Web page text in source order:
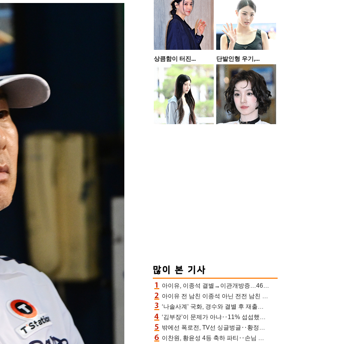
상큼함이 터진... 단발인형 우기,...
아이유, 이종석 결별→이관개방증…46장 꽉 채운 유애나 ♥ “열심히 사는 중”
아이유 전 남친 이종석 아닌 전전 남친 장기하 소환 ‘별일 없이 산다’ 선곡…46장에 꾹 눌러 담은 근황
‘나솔사계’ 국화, 경수와 결별 후 재출연…첫인상 3표 몰표
‘김부장’이 문제가 아냐‥11% 섭섭했던 ‘재벌X형사2’ 돈·빽 총동원해 컴백 [TV보고서]
밖에선 폭로전, TV선 싱글벙글‥황정민 ‘틈만 나면’ 출연, 피로감은 시청자 몫
이찬원, 황윤성 4등 축하 파티‥손님 모으려 블랙핑크 지수와 친한 척(편스토랑)[어제TV]